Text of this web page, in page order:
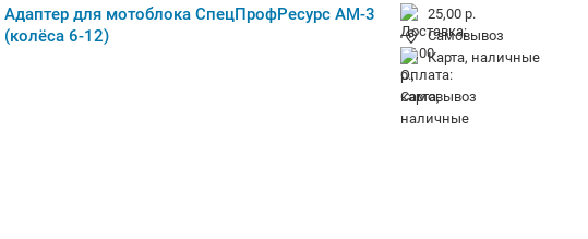
Адаптер для мотоблока СпецПрофРесурс АМ-3
(колёса 6-12)
25,00 р.
Самовывоз
карта, наличные